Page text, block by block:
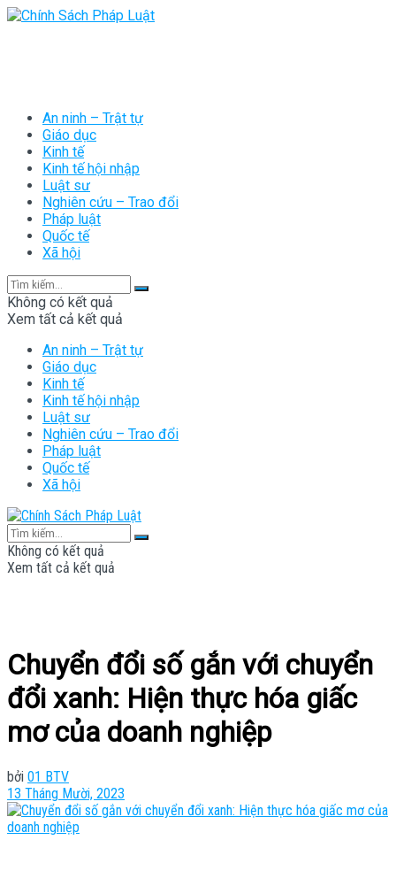
An ninh – Trật tự
Giáo dục
Kinh tế
Kinh tế hội nhập
Luật sư
Nghiên cứu – Trao đổi
Pháp luật
Quốc tế
Xã hội
Không có kết quả
Xem tất cả kết quả
An ninh – Trật tự
Giáo dục
Kinh tế
Kinh tế hội nhập
Luật sư
Nghiên cứu – Trao đổi
Pháp luật
Quốc tế
Xã hội
Không có kết quả
Xem tất cả kết quả
Chuyển đổi số gắn với chuyển
đổi xanh: Hiện thực hóa giấc
mơ của doanh nghiệp
bởi 01 BTV
13 Tháng Mười, 2023